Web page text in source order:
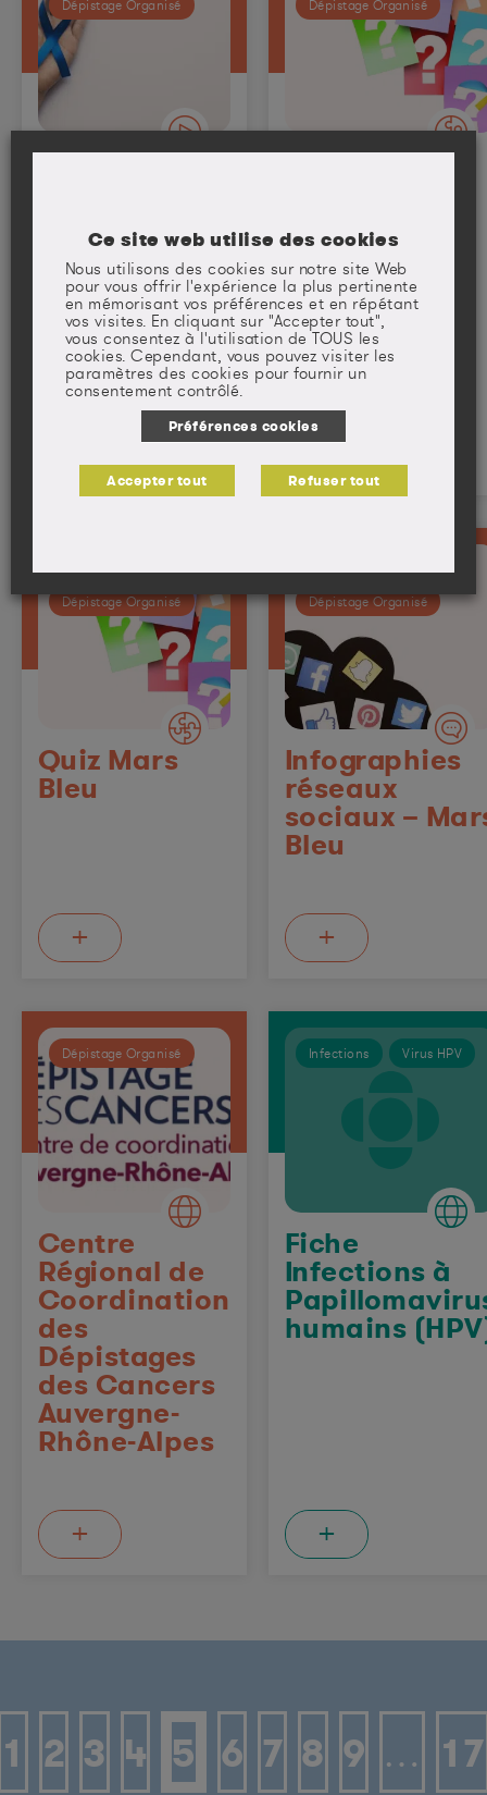
Dépistage Organisé
Cancer
chiffres et
informations
sur ce
cancer pour
tout savoir
+
Dépistage Organisé
Quiz Cancer
+
Cancer colorectal
Dépistage Organisé
Quiz Mars
Bleu
+
Cancer colorectal
Dépistage Organisé
Infographies
réseaux
sociaux –
Bleu
+
Dépistage Organisé
Centre
Régional de
Coordination
des
Dépistages
des Cancers
Auvergne-
Rhône-Alpes
+
Infections Virus HPV
Fiche
Infections à
humains
+
1 2 3 4 5 6 7 8 9 … 17
Ce site web utilise des cookies
Nous utilisons des cookies sur notre site Web
pour vous offrir l'expérience la plus pertinente
en mémorisant vos préférences et en répétant
vos visites. En cliquant sur "Accepter tout",
vous consentez à l'utilisation de TOUS les
cookies. Cependant, vous pouvez visiter les
paramètres des cookies pour fournir un
consentement contrôlé.
Préférences cookies
Accepter tout Refuser tout